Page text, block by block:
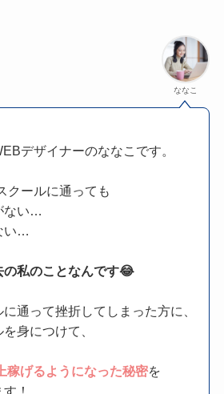
ななこ
デザイナーのななこです。
クールに通っても
ない…
い…
の私のことなんです😂
通って挫折してしまった方に、
身につけて、
稼げるようになった秘密を
！